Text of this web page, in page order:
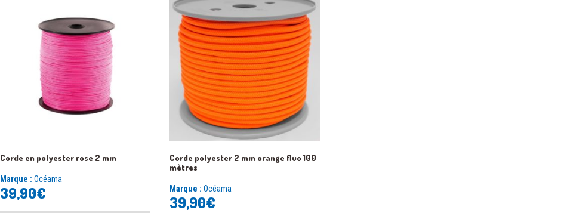
Corde en polyester rose 2 mm
Marque : Océama
39,90€
Corde polyester 2 mm orange fluo 100
mètres
Marque : Océama
39,90€